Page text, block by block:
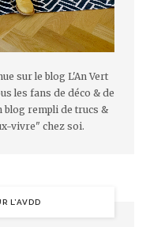
sur le blog L'An Vert
les fans de déco & de
blog rempli de trucs &
vivre" chez soi.
L’AVDD